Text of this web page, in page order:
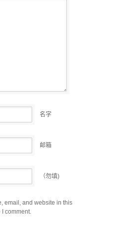
名字
邮箱
（勿填)
email, and website in this
I comment.